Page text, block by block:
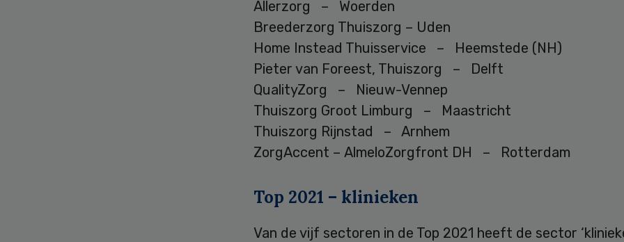
Allerzorg – Woerden
Breederzorg Thuiszorg – Uden
Home Instead Thuisservice – Heemstede (NH)
Pieter van Foreest, Thuiszorg – Delft
QualityZorg – Nieuw-Vennep
Thuiszorg Groot Limburg – Maastricht
Thuiszorg Rijnstad – Arnhem
ZorgAccent – AlmeloZorgfront DH – Rotterdam
Top 2021 – klinieken
Van de vijf sectoren in de Top 2021 heeft de sector